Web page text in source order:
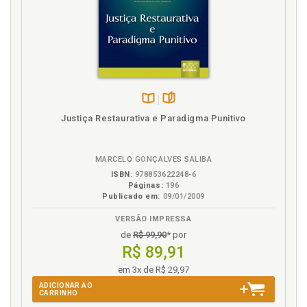
Movimentos posteriores, p. 103
Nascimento. Espaço de liberdade, segurança e
justiça: o seu nascimento e composição, p. 77
Necessidade ou a possibilidade deum Código Penal
Nice. Tratado de Nice, p. 54
Paradoxo hodierno. Espaço de liberdade, segurança
e justiça: o paradoxo hodierno, p. 75
segurança e justiça, p. 109
Paradoxo liberdade, segurança e justiça no espaço
Pré-compreensão. Europa e a sua pré-compreensão,
p. 21
Disponível
páginas
Justiça Restaurativa e Paradigma Punitivo
MARCELO GONÇALVES SALIBA
ISBN: 978853622248-6
Páginas: 196
Publicado em: 09/01/2009
VERSÃO IMPRESSA
de R$ 99,90* por
R$ 89,91
em 3x de R$ 29,97
ADICIONAR AO
CARRINHO